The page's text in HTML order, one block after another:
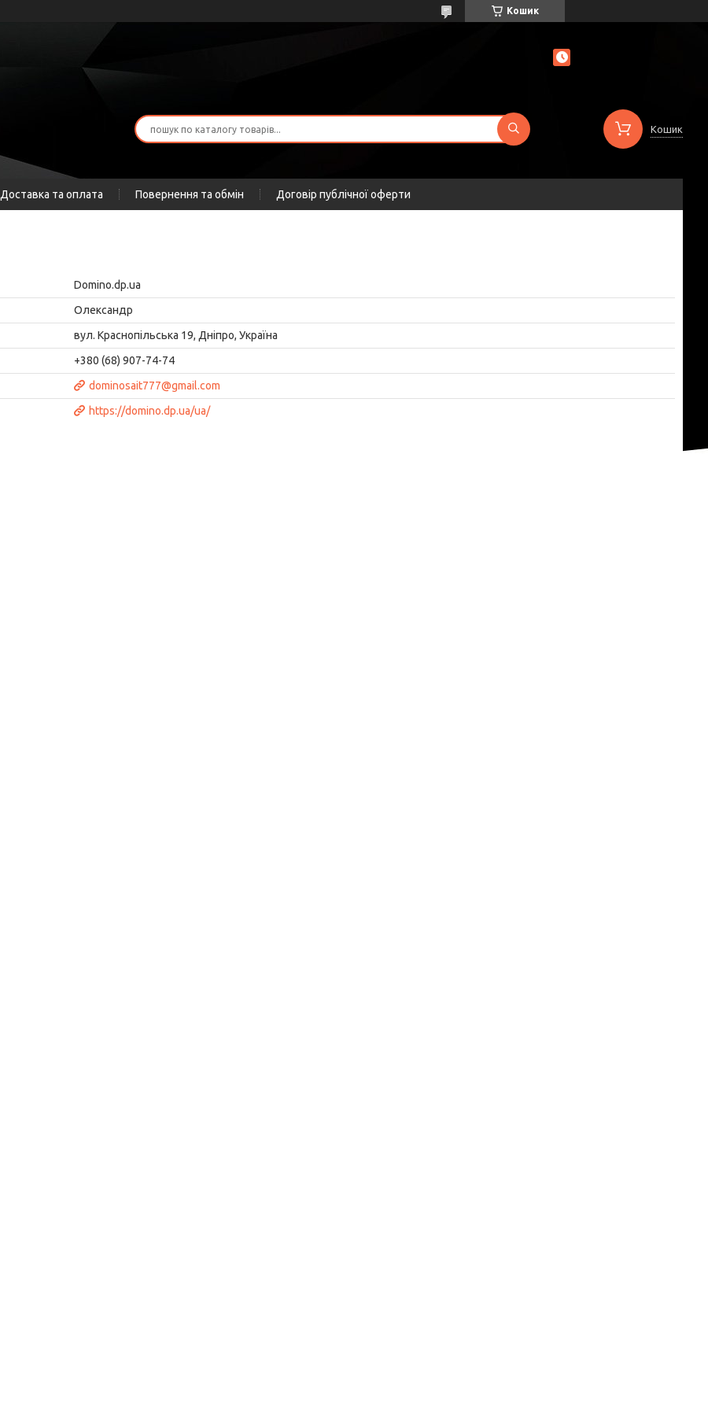
Кошик
Кошик
Доставка та оплата Повернення та обмін Договір публічної оферти
Domino.dp.ua
Олександр
вул. Краснопільська 19, Дніпро, Україна
+380 (68) 907-74-74
dominosait777@gmail.com
https://domino.dp.ua/ua/